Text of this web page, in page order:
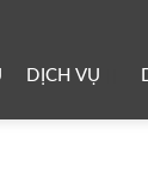
DỊCH VỤ